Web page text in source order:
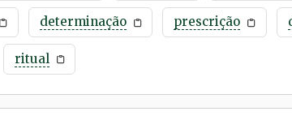
determinação prescrição
ritual